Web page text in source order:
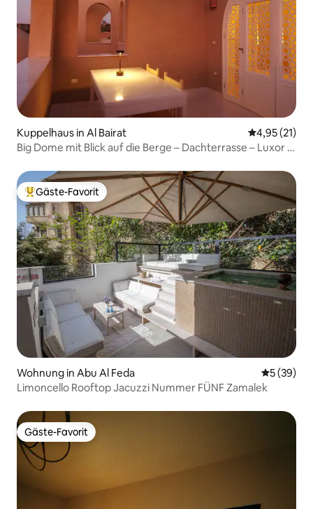
Kuppelhaus in Al Bairat
4,95 (21)
Big Dome mit Blick auf die Berge – Dachterrasse – Luxor –
Beliebter Gäste-Favorit.
Gäste-Favorit
Wohnung in Abu Al Feda
5 (39)
Limoncello Rooftop Jacuzzi Nummer FÜNF Zamalek
Gäste-Favorit
Gäste-Favorit